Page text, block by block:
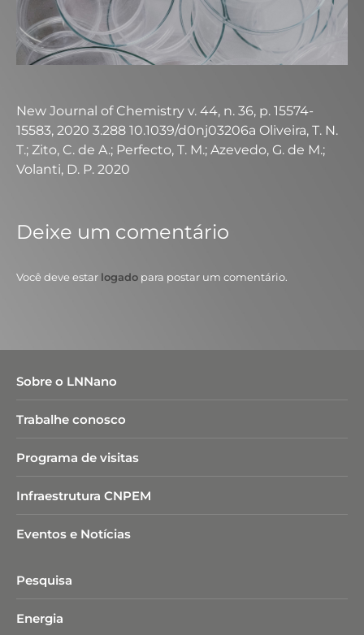
New Journal of Chemistry v. 44, n. 36, p. 15574-
15583, 2020 3.288 10.1039/d0nj03206a Oliveira, T. N.
T.; Zito, C. de A.; Perfecto, T. M.; Azevedo, G. de M.;
Volanti, D. P. 2020
Deixe um comentário
Você deve estar logado para postar um comentário.
Sobre o LNNano
Trabalhe conosco
Programa de visitas
Infraestrutura CNPEM
Eventos e Notícias
Pesquisa
Energia